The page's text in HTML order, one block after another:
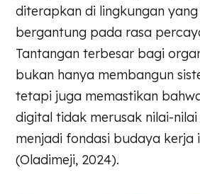
diterapkan di lingkungan
bergantung pada rasa
Tantangan terbesar bagi
bukan hanya membangun
tetapi juga memastikan
digital tidak merusak nilai-nilai
menjadi fondasi budaya kerja
(Oladimeji, 2024).